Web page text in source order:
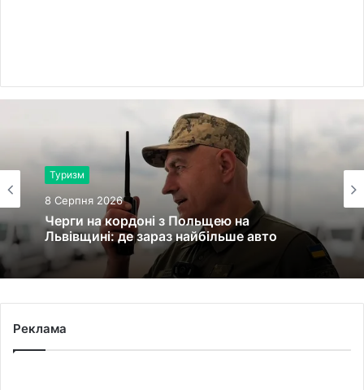
Туризм
8 Серпня 2026
Черги на кордоні з Польщею на
Львівщині: де зараз найбільше авто
Реклама